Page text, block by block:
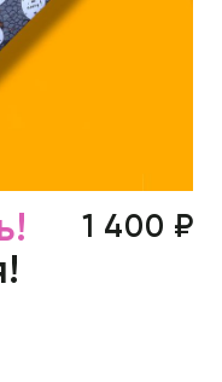
1 400 ₽